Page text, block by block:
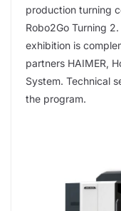
production turning
Robo2Go Turning
exhibition is
partners HAIMER,
System. Technical
the program.